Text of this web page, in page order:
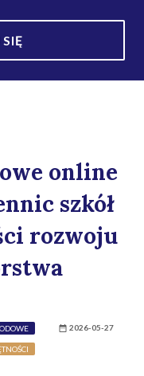
online
szkół
rozwoju
2026-05-27